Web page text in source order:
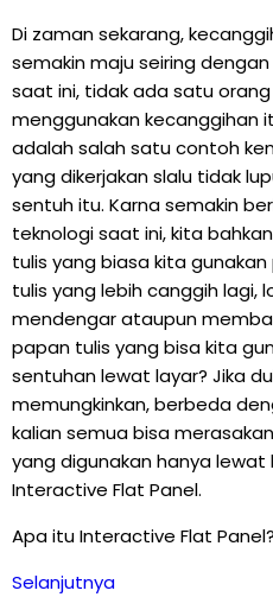
Di zaman sekarang,
semakin maju seiring
saat ini, tidak ada satu
menggunakan kecanggihan
adalah salah satu contoh
yang dikerjakan slalu tidak
sentuh itu. Karna semakin
teknologi saat ini, kita
tulis yang biasa kita
tulis yang lebih canggih lagi,
mendengar ataupun
papan tulis yang bisa kita
sentuhan lewat layar? Jika
memungkinkan, berbeda
kalian semua bisa
yang digunakan hanya lewat
Interactive Flat Panel.
Apa itu Interactive Flat Panel?
Selanjutnya